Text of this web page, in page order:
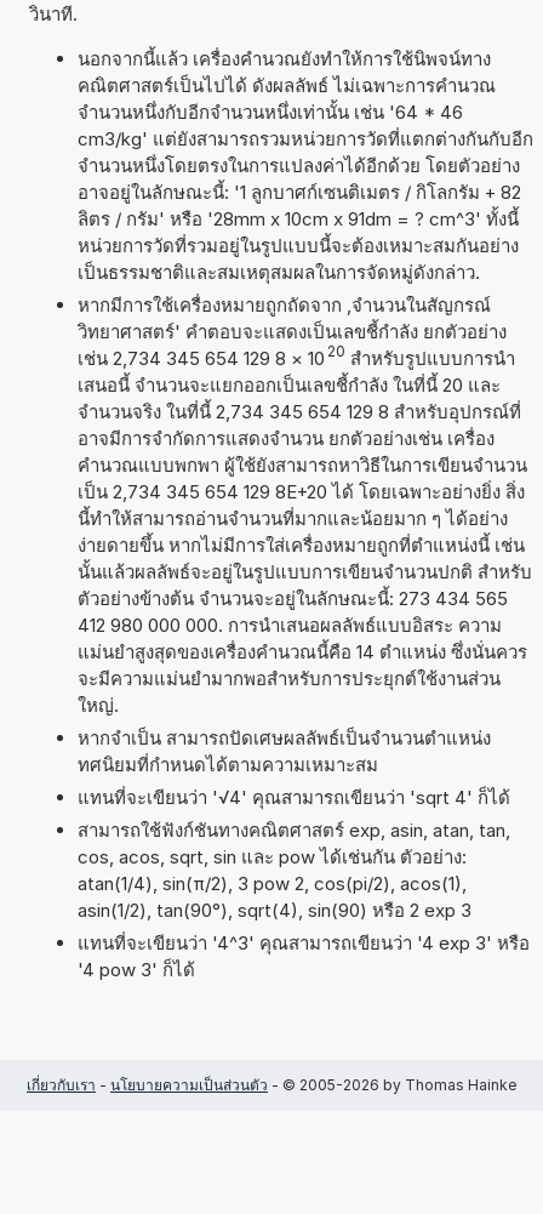
วินาที.
นอกจากนี้แล้ว เครื่องคำนวณยังทำให้การใช้นิพจน์ทาง
คณิตศาสตร์เป็นไปได้ ดังผลลัพธ์ ไม่เฉพาะการคำนวณ
จำนวนหนึ่งกับอีกจำนวนหนึ่งเท่านั้น เช่น '64 * 46
cm3/kg' แต่ยังสามารถรวมหน่วยการวัดที่แตกต่างกันกับอีก
จำนวนหนึ่งโดยตรงในการแปลงค่าได้อีกด้วย โดยตัวอย่าง
อาจอยู่ในลักษณะนี้: '1 ลูกบาศก์เซนติเมตร / กิโลกรัม + 82
ลิตร / กรัม' หรือ '28mm x 10cm x 91dm = ? cm^3' ทั้งนี้
หน่วยการวัดที่รวมอยู่ในรูปแบบนี้จะต้องเหมาะสมกันอย่าง
เป็นธรรมชาติและสมเหตุสมผลในการจัดหมู่ดังกล่าว.
หากมีการใช้เครื่องหมายถูกถัดจาก ,จำนวนในสัญกรณ์
วิทยาศาสตร์' คำตอบจะแสดงเป็นเลขชี้กำลัง ยกตัวอย่าง
เช่น 2,734 345 654 129 8 × 10 20 สำหรับรูปแบบการนำ
เสนอนี้ จำนวนจะแยกออกเป็นเลขชี้กำลัง ในที่นี้ 20 และ
จำนวนจริง ในที่นี้ 2,734 345 654 129 8 สำหรับอุปกรณ์ที่
อาจมีการจำกัดการแสดงจำนวน ยกตัวอย่างเช่น เครื่อง
คำนวณแบบพกพา ผู้ใช้ยังสามารถหาวิธีในการเขียนจำนวน
เป็น 2,734 345 654 129 8E+20 ได้ โดยเฉพาะอย่างยิ่ง สิ่ง
นี้ทำให้สามารถอ่านจำนวนที่มากและน้อยมาก ๆ ได้อย่าง
ง่ายดายขึ้น หากไม่มีการใส่เครื่องหมายถูกที่ตำแหน่งนี้ เช่น
นั้นแล้วผลลัพธ์จะอยู่ในรูปแบบการเขียนจำนวนปกติ สำหรับ
ตัวอย่างข้างต้น จำนวนจะอยู่ในลักษณะนี้: 273 434 565
412 980 000 000. การนำเสนอผลลัพธ์แบบอิสระ ความ
แม่นยำสูงสุดของเครื่องคำนวณนี้คือ 14 ตำแหน่ง ซึ่งนั่นควร
จะมีความแม่นยำมากพอสำหรับการประยุกต์ใช้งานส่วน
ใหญ่.
หากจำเป็น สามารถปัดเศษผลลัพธ์เป็นจำนวนตำแหน่ง
ทศนิยมที่กำหนดได้ตามความเหมาะสม
แทนที่จะเขียนว่า '√4' คุณสามารถเขียนว่า 'sqrt 4' ก็ได้
สามารถใช้ฟังก์ชันทางคณิตศาสตร์ exp, asin, atan, tan,
cos, acos, sqrt, sin และ pow ได้เช่นกัน ตัวอย่าง:
atan(1/4), sin(π/2), 3 pow 2, cos(pi/2), acos(1),
asin(1/2), tan(90°), sqrt(4), sin(90) หรือ 2 exp 3
แทนที่จะเขียนว่า '4^3' คุณสามารถเขียนว่า '4 exp 3' หรือ
'4 pow 3' ก็ได้
เกี่ยวกับเรา - นโยบายความเป็นส่วนตัว - © 2005-2026 by Thomas Hainke